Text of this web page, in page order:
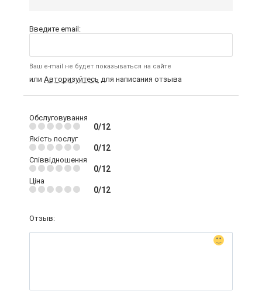
Введите email:
Ваш e-mail не будет показываться на сайте
или Авторизуйтесь для написания отзыва
Обслуговування
0/12
Якість послуг
0/12
Співвідношення
0/12
Ціна
0/12
Отзыв: